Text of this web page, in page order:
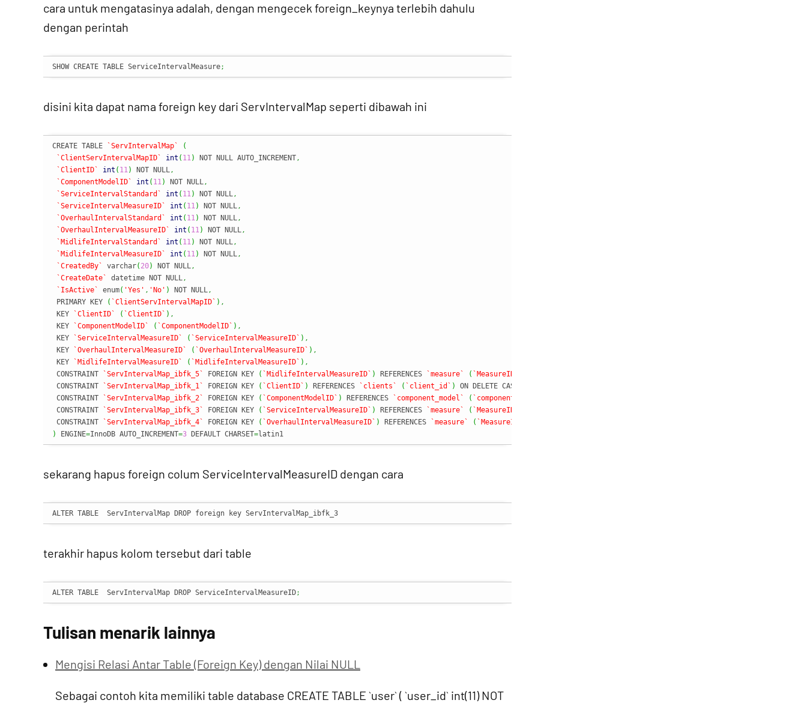
cara untuk mengatasinya adalah, dengan mengecek foreign_keynya terlebih dahulu
dengan perintah
SHOW CREATE TABLE ServiceIntervalMeasure;
disini kita dapat nama foreign key dari ServIntervalMap seperti dibawah ini
CREATE TABLE `ServIntervalMap`
(
`ClientServIntervalMapID`
int ( 11) NOT NULL AUTO_INCREMENT,
`ClientID`
int ( 11) NOT NULL,
`ComponentModelID`
int ( 11) NOT NULL,
`ServiceIntervalStandard`
int ( 11) NOT NULL,
`ServiceIntervalMeasureID`
int ( 11) NOT NULL,
`OverhaulIntervalStandard`
int ( 11) NOT NULL,
`OverhaulIntervalMeasureID`
int ( 11) NOT NULL,
`MidlifeIntervalStandard`
int ( 11) NOT NULL,
`MidlifeIntervalMeasureID`
int ( 11) NOT NULL,
`CreatedBy`
varchar( 20) NOT NULL,
`CreateDate`
datetime NOT NULL,
`IsActive`
enum( 'Yes' , 'No' ) NOT NULL,
PRIMARY KEY
( `ClientServIntervalMapID` ) ,
KEY
`ClientID` ( `ClientID` ) ,
KEY
`ComponentModelID` ( `ComponentModelID` ) ,
KEY
`ServiceIntervalMeasureID` ( `ServiceIntervalMeasureID` ) ,
KEY
`OverhaulIntervalMeasureID` ( `OverhaulIntervalMeasureID` ) ,
KEY
`MidlifeIntervalMeasureID` ( `MidlifeIntervalMeasureID` ) ,
CONSTRAINT
`ServIntervalMap_ibfk_5` FOREIGN KEY ( `MidlifeIntervalMeasureID` ) REFERENCES `measure` ( `MeasureID`
CONSTRAINT
`ServIntervalMap_ibfk_1` FOREIGN KEY ( `ClientID` ) REFERENCES `clients` ( `client_id` ) ON DELETE CASCADE ON UPDATE CASCADE
CONSTRAINT
`ServIntervalMap_ibfk_2` FOREIGN KEY ( `ComponentModelID` ) REFERENCES `component_model` ( `component_model_id`
CONSTRAINT
`ServIntervalMap_ibfk_3` FOREIGN KEY ( `ServiceIntervalMeasureID` ) REFERENCES `measure` ( `MeasureID`
CONSTRAINT
`ServIntervalMap_ibfk_4` FOREIGN KEY ( `OverhaulIntervalMeasureID` ) REFERENCES `measure` ( `MeasureID`
)
ENGINE=InnoDB AUTO_INCREMENT=3 DEFAULT CHARSET=latin1
sekarang hapus foreign colum ServiceIntervalMeasureID dengan cara
ALTER TABLE  ServIntervalMap DROP foreign key ServIntervalMap_ibfk_3
terakhir hapus kolom tersebut dari table
ALTER TABLE  ServIntervalMap DROP ServiceIntervalMeasureID;
Tulisan menarik lainnya
Mengisi Relasi Antar Table (Foreign Key) dengan Nilai NULL
Sebagai contoh kita memiliki table database CREATE TABLE `user` ( `user_id` int(11) NOT